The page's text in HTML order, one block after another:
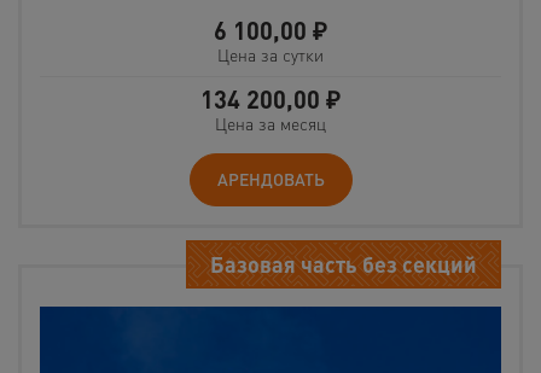
6 100,00 ₽
Цена за сутки
134 200,00 ₽
Цена за месяц
АРЕНДОВАТЬ
Базовая часть без секций